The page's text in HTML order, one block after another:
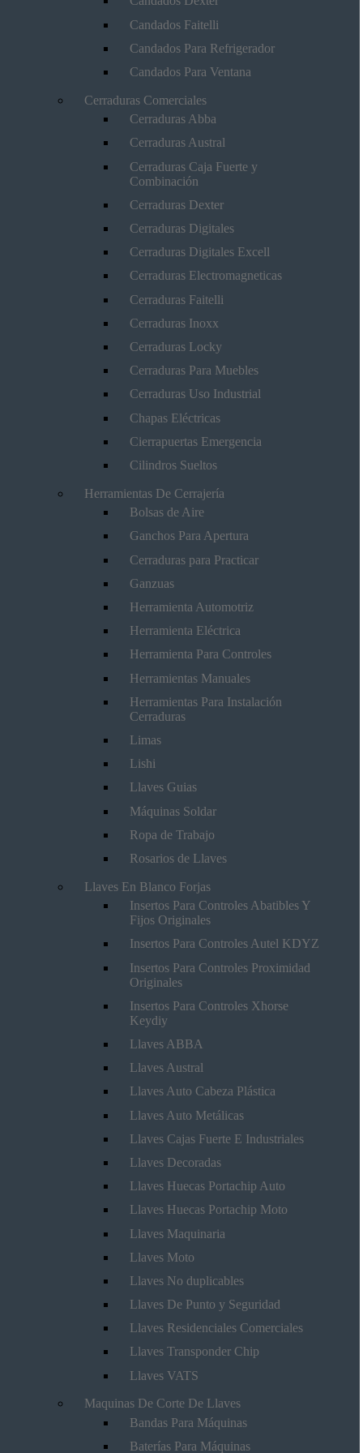
Candados Faitelli
Candados Para Refrigerador
Candados Para Ventana
Cerraduras Comerciales
Cerraduras Abba
Cerraduras Austral
Cerraduras Caja Fuerte y
Combinación
Cerraduras Dexter
Cerraduras Digitales
Cerraduras Digitales Excell
Cerraduras Electromagneticas
Cerraduras Faitelli
Cerraduras Inoxx
Cerraduras Locky
Cerraduras Para Muebles
Cerraduras Uso Industrial
Chapas Eléctricas
Cierrapuertas Emergencia
Cilindros Sueltos
Herramientas De Cerrajería
Bolsas de Aire
Ganchos Para Apertura
Cerraduras para Practicar
Ganzuas
Herramienta Automotriz
Herramienta Eléctrica
Herramienta Para Controles
Herramientas Manuales
Herramientas Para Instalación
Cerraduras
Limas
Lishi
Llaves Guias
Máquinas Soldar
Ropa de Trabajo
Rosarios de Llaves
Llaves En Blanco Forjas
Insertos Para Controles Abatibles Y
Fijos Originales
Insertos Para Controles Autel KDYZ
Insertos Para Controles Proximidad
Originales
Insertos Para Controles Xhorse
Keydiy
Llaves ABBA
Llaves Austral
Llaves Auto Cabeza Plástica
Llaves Auto Metálicas
Llaves Cajas Fuerte E Industriales
Llaves Decoradas
Llaves Huecas Portachip Auto
Llaves Huecas Portachip Moto
Llaves Maquinaria
Llaves Moto
Llaves No duplicables
Llaves De Punto y Seguridad
Llaves Residenciales Comerciales
Llaves Transponder Chip
Llaves VATS
Maquinas De Corte De Llaves
Bandas Para Máquinas
Baterías Para Máquinas